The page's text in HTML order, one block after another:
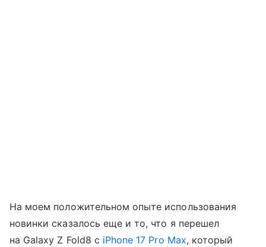
На моем положительном опыте использования
новинки сказалось еще и то, что я перешел
на Galaxy Z Fold8 с iPhone 17 Pro Max, который